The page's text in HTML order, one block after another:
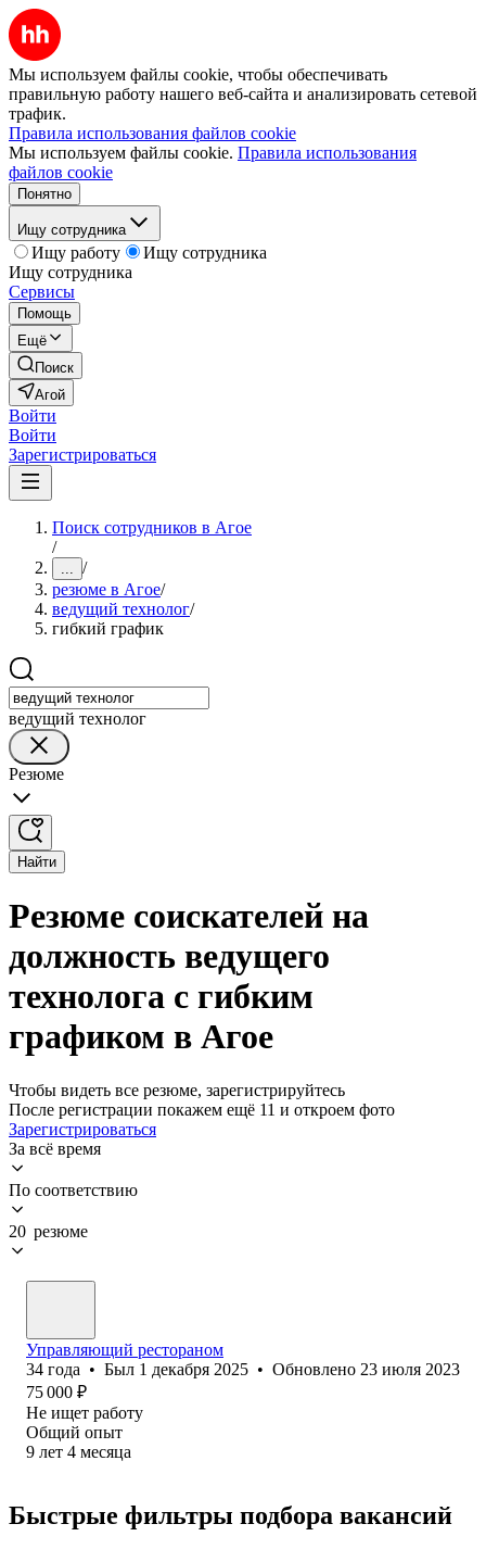
Мы используем файлы cookie, чтобы обеспечивать
правильную работу нашего веб-сайта и анализировать сетевой
трафик.
Правила использования файлов cookie
Мы используем файлы cookie. Правила использования
файлов cookie
Понятно
Ищу сотрудника
Ищу работу
Ищу сотрудника
Ищу сотрудника
Сервисы
Помощь
Ещё
Поиск
Агой
Войти
Войти
Зарегистрироваться
Поиск сотрудников в Агое
/
... /
резюме в Агое/
ведущий технолог/
гибкий график
ведущий технолог
Резюме
Найти
Резюме соискателей на
должность ведущего
технолога с гибким
графиком в Агое
Чтобы видеть все резюме, зарегистрируйтесь
После регистрации покажем ещё 11 и откроем фото
Зарегистрироваться
За всё время
По соответствию
20 резюме
Управляющий рестораном
34 года • Был 1 декабря 2025 • Обновлено 23 июля 2023
75 000 ₽
Не ищет работу
Общий опыт
9 лет 4 месяца
Быстрые фильтры подбора вакансий